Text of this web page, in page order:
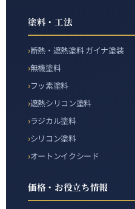
塗料・工法
断熱・遮熱塗料 ガイナ塗装
無機塗料
フッ素塗料
遮熱シリコン塗料
ラジカル塗料
シリコン塗料
オートンイクシード
価格・お役立ち情報